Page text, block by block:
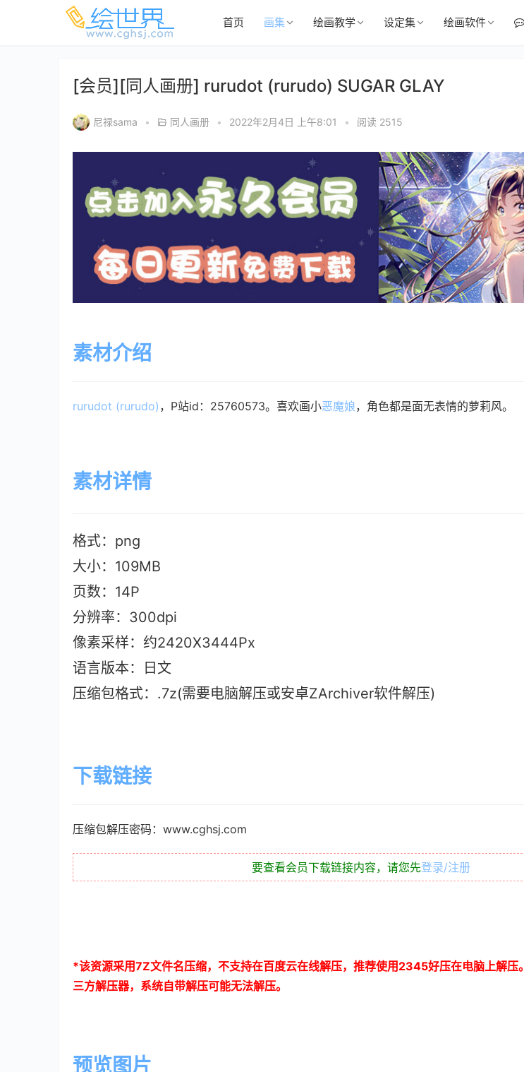
首页 画集 绘画教学 设定集 绘画软件
[会员][同人画册] rurudot (rurudo) SUGAR GLAY
尼禄sama • 同人画册 • 2022年2月4日 上午8:01 • 阅读 2515
素材介绍
rurudot (rurudo) ，P站id：25760573。喜欢画小恶魔娘，角色都是面无表情的萝莉风。
素材详情
格式：png
大小：109MB
页数：14P
分辨率：300dpi
像素采样：约2420X3444Px
语言版本：日文
压缩包格式：.7z(需要电脑解压或安卓ZArchiver软件解压)
下载链接
压缩包解压密码：www.cghsj.com
要查看会员下载链接内容，请您先登录/注册
*该资源采用7Z文件名压缩，不支持在百度云在线解压，推荐使用 2345好压在电脑上解压。
三方解压器，系统自带解压可能无法解压。
预览图片